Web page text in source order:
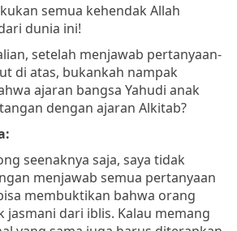
semua kehendak Allah
dunia ini!
setelah menjawab pertanyaan-
di atas, bukankah nampak
ajaran bangsa Yahudi anak
dengan ajaran Alkitab?
seenaknya saja, saya tidak
menjawab semua pertanyaan
membuktikan bahwa orang
jasmani dari iblis. Kalau memang